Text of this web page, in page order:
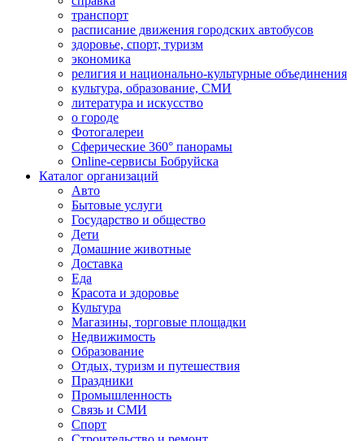
транспорт
расписание движения городских автобусов
здоровье, спорт, туризм
экономика
религия и национально-культурные объединения
культура, образование, СМИ
литература и искусство
о городе
Фотогалереи
Сферические 360° панорамы
Online-сервисы Бобруйска
Каталог организаций
Авто
Бытовые услуги
Государство и общество
Дети
Домашние животные
Доставка
Еда
Красота и здоровье
Культура
Магазины, торговые площадки
Недвижимость
Образование
Отдых, туризм и путешествия
Праздники
Промышленность
Связь и СМИ
Спорт